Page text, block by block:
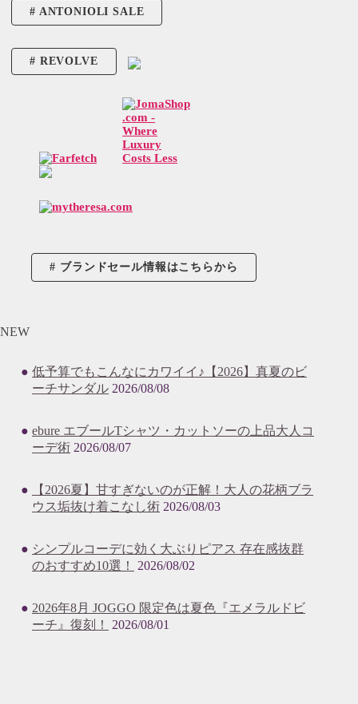
ANTONIOLI SALE
REVOLVE
ブランドセール情報はこちらから
NEW
低予算でもこんなにカワイイ♪【2026】真夏のビ
ーチサンダル 2026/08/08
ebure エブールTシャツ・カットソーの上品大人コ
ーデ術 2026/08/07
【2026夏】甘すぎないのが正解！大人の花柄ブラ
ウス垢抜け着こなし術 2026/08/03
シンプルコーデに効く大ぶりピアス 存在感抜群
のおすすめ10選！
2026/08/02
2026年8月 JOGGO 限定色は夏色『エメラルドビ
ーチ』復刻！
2026/08/01